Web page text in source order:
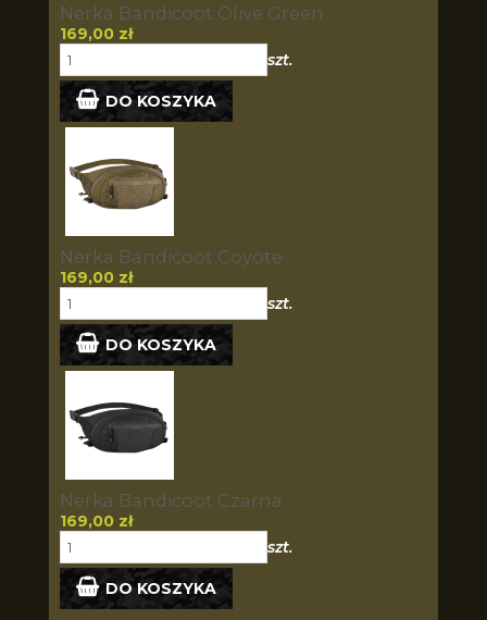
Nerka Bandicoot Olive Green
169,00 zł
szt.
DO KOSZYKA
Nerka Bandicoot Coyote
169,00 zł
szt.
DO KOSZYKA
Nerka Bandicoot Czarna
169,00 zł
szt.
DO KOSZYKA